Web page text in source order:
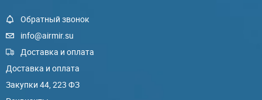
Обратный звонок
info@airmir.su
Доставка и оплата
Доставка и оплата
Закупки 44, 223 ФЗ